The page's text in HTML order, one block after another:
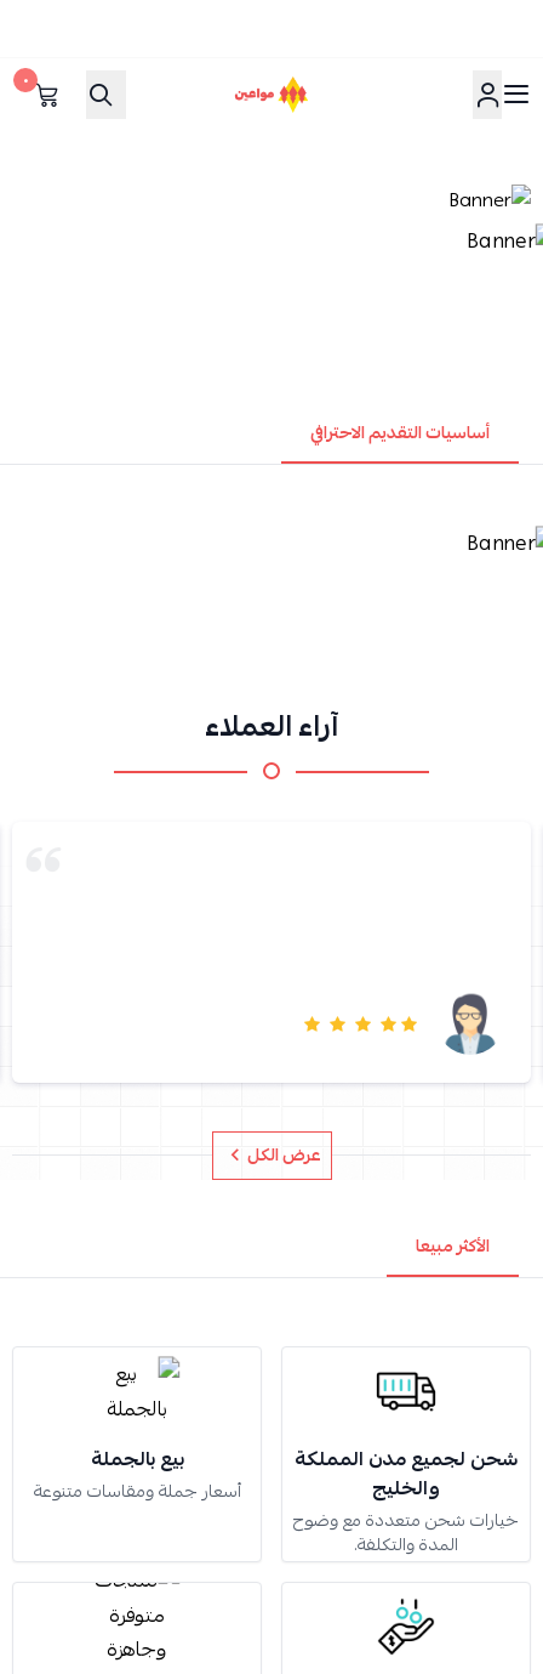
مواعين
٠
أساسيات التقديم الاحترافي
آراء العملاء
عرض الكل
الأكثر مبيعا
شحن لجميع مدن المملكة
والخليج
خيارات شحن متعددة مع وضوح
المدة والتكلفة.
بيع بالجملة
أسعار جملة ومقاسات متنوعة